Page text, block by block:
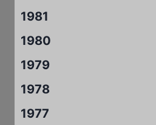
1981
1980
1979
1978
1977